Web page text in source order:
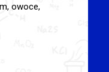
owoce,